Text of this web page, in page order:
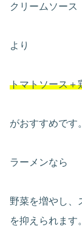
クリームソース
より
トマトソース＋
がおすすめです。
ラーメンなら
野菜を増やし、
を抑えられます。